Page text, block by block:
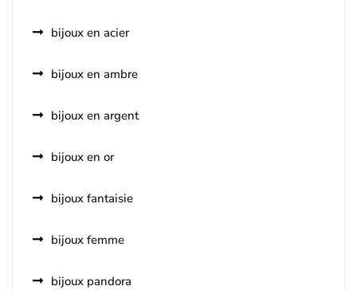
bijoux en acier
bijoux en ambre
bijoux en argent
bijoux en or
bijoux fantaisie
bijoux femme
bijoux pandora